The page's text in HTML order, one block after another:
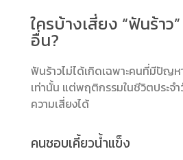
ใครบ้างเสี่ยง “ฟันร้าว
อื่น?
ฟันร้าวไม่ได้เกิดเฉพาะคนที่มีปัญ
เท่านั้น แต่พฤติกรรมในชีวิตประจ
ความเสี่ยงได้
คนชอบเคี้ยวน้ำแข็ง